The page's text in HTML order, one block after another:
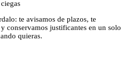
te avisamos de plazos, te
conservamos justificantes en un solo
quieras.